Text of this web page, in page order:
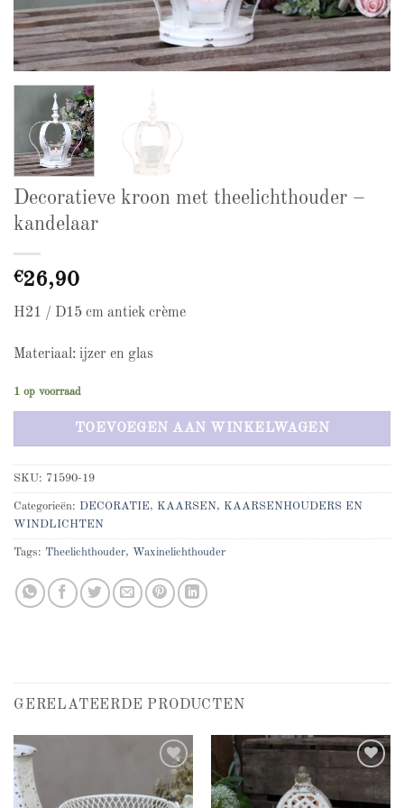
Decoratieve kroon met theelichthouder –
kandelaar
€26,90
H21 / D15 cm antiek crème
Materiaal: ijzer en glas
1 op voorraad
TOEVOEGEN AAN WINKELWAGEN
SKU: 71590-19
Categorieën: DECORATIE, KAARSEN, KAARSENHOUDERS EN
WINDLICHTEN
Tags: Theelichthouder, Waxinelichthouder
GERELATEERDE PRODUCTEN
Add to
wishlist